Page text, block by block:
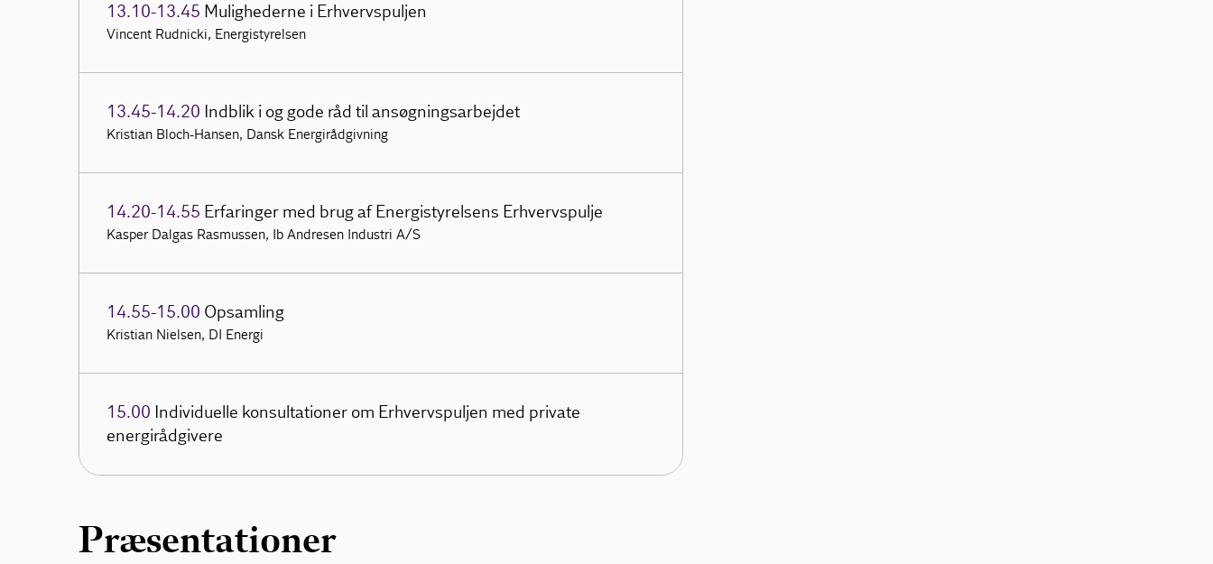
13.10-13.45 Mulighederne i Erhvervspuljen
Vincent Rudnicki, Energistyrelsen
13.45-14.20 Indblik i og gode råd til ansøgningsarbejdet
Kristian Bloch-Hansen, Dansk Energirådgivning
14.20-14.55 Erfaringer med brug af Energistyrelsens Erhvervspulje
Kasper Dalgas Rasmussen, Ib Andresen Industri A/S
14.55-15.00 Opsamling
Kristian Nielsen, DI Energi
15.00 Individuelle konsultationer om Erhvervspuljen med private
energirådgivere
Præsentationer